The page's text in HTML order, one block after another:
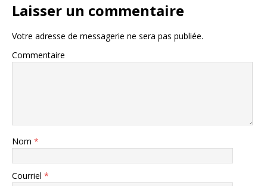
Laisser un commentaire
Votre adresse de messagerie ne sera pas publiée.
Commentaire
Nom *
Courriel *